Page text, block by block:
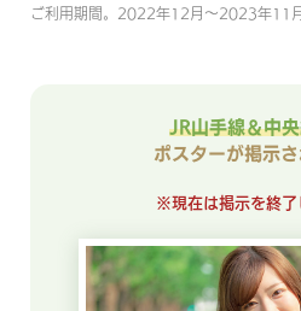
ご利用期間。2022年12月〜2023年11月
JR山手線＆中
ポスターが掲示さ
※現在は掲示を終了